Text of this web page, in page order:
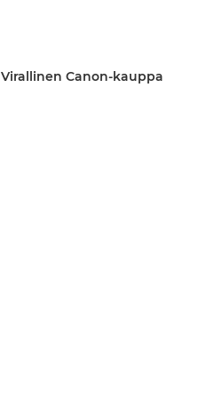
Virallinen Canon-kauppa